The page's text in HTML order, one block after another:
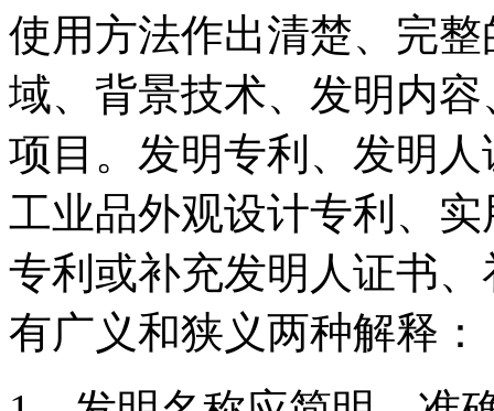
使用方法作出清楚、完
域、背景技术、发明内
项目。发明专利、发明
工业品外观设计专利、
专利或补充发明人证书
有广义和狭义两种解释：